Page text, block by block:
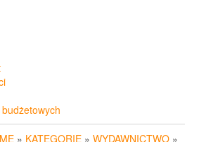
» KATEGORIE » WYDAWNICTWO »